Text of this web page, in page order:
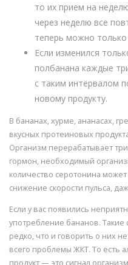
то их прием на
через неделю все
теперь можно только
Если изменился
полбанана каждые
с таким интервалом
новому продукту.
В бананах, хурме, ананасах,
вкусных протеиновых
Организм перерабатывает
гормон, необходимый
количество серотонина
снижение скорости пульса,
Если у вас появились
употребление бананов. Такие
редко, что и говорить о них
всего проблемы ЖКТ. То есть
продукт — это сигнал